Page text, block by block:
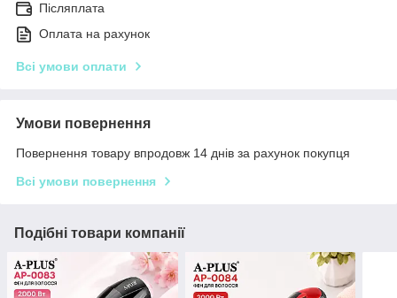
Післяплата
Оплата на рахунок
Всі умови оплати
Умови повернення
Повернення товару впродовж 14 днів за рахунок покупця
Всі умови повернення
Подібні товари компанії